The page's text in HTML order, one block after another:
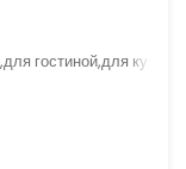
гостиной,для кухни